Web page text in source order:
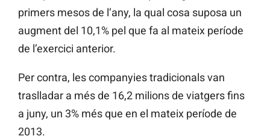
primers mesos de l’any, la qual cosa suposa un
augment del 10,1% pel que fa al mateix període
de l’exercici anterior.
Per contra, les companyies tradicionals van
traslladar a més de 16,2 milions de viatgers fins
a juny, un 3% més que en el mateix període de
2013.